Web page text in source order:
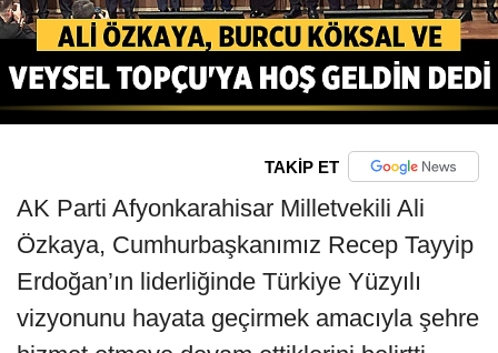
TAKİP ET
AK Parti Afyonkarahisar Milletvekili Ali
Özkaya, Cumhurbaşkanımız Recep Tayyip
Erdoğan’ın liderliğinde Türkiye Yüzyılı
vizyonunu hayata geçirmek amacıyla şehre